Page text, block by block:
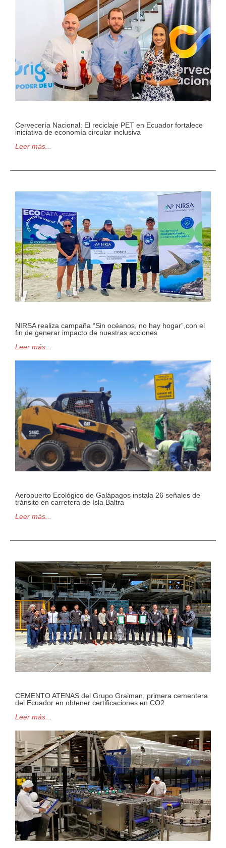
Cervecería Nacional: El reciclaje PET en Ecuador fortalece
iniciativa de economía circular inclusiva
Leer más...
NIRSA realiza campaña “Sin océanos, no hay hogar”,con el
fin de generar impacto de nuestras acciones
Leer más...
Aeropuerto Ecológico de Galápagos instala 26 señales de
tránsito en carretera de Isla Baltra
Leer más...
CEMENTO ATENAS del Grupo Graiman, primera cementera
del Ecuador en obtener certificaciones en CO2
Leer más...